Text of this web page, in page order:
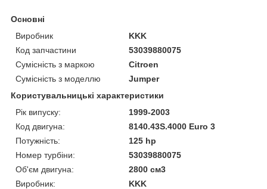
Основні
Виробник
KKK
Код запчастини
53039880075
Сумісність з маркою
Citroen
Сумісність з моделлю
Jumper
Користувальницькі характеристики
Рік випуску:
1999-2003
Код двигуна:
8140.43S.4000 Euro 3
Потужність:
125 hp
Номер турбіни:
53039880075
Об'єм двигуна:
2800 см3
Виробник:
KKK